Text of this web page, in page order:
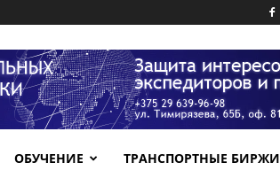
ОБУЧЕНИЕ ТРАНСПОРТНЫЕ БИРЖИ